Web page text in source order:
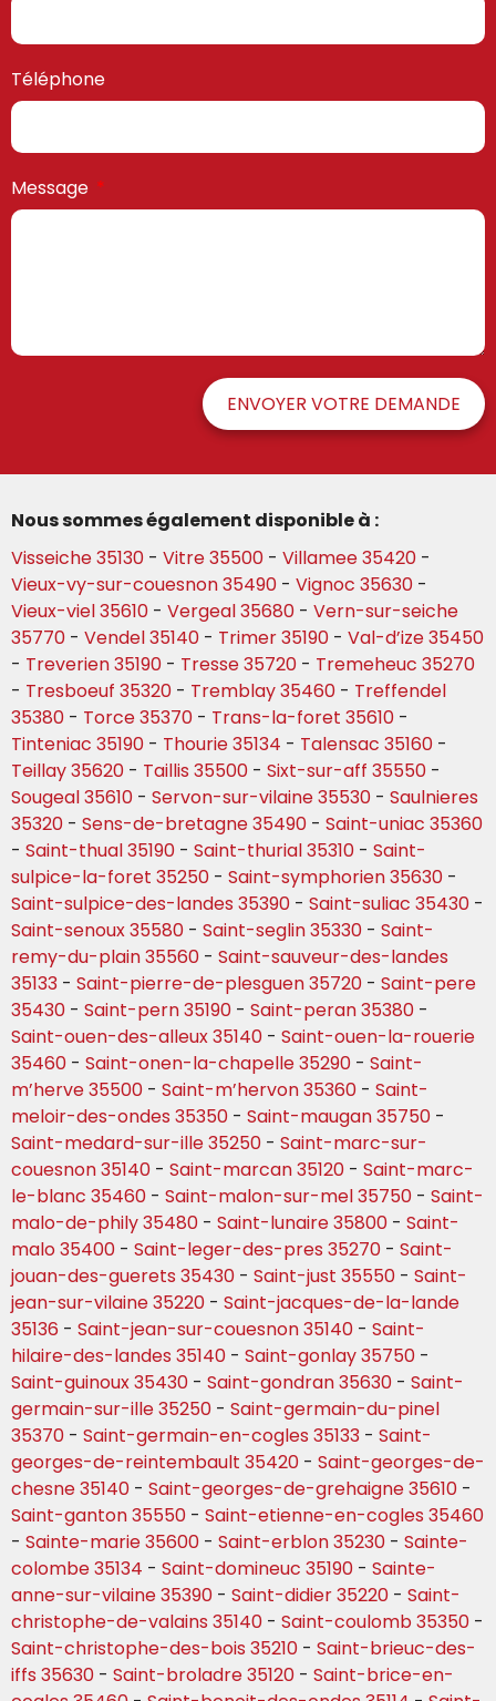
Téléphone
Message
ENVOYER VOTRE DEMANDE
Nous sommes également disponible à :
Visseiche 35130 - Vitre 35500 - Villamee 35420 -
Vieux-vy-sur-couesnon 35490 - Vignoc 35630 -
Vieux-viel 35610 - Vergeal 35680 - Vern-sur-seiche
35770 - Vendel 35140 - Trimer 35190 - Val-d’ize 35450
- Treverien 35190 - Tresse 35720 - Tremeheuc 35270
- Tresboeuf 35320 - Tremblay 35460 - Treffendel
35380 - Torce 35370 - Trans-la-foret 35610 -
Tinteniac 35190 - Thourie 35134 - Talensac 35160 -
Teillay 35620 - Taillis 35500 - Sixt-sur-aff 35550 -
Sougeal 35610 - Servon-sur-vilaine 35530 - Saulnieres
35320 - Sens-de-bretagne 35490 - Saint-uniac 35360
- Saint-thual 35190 - Saint-thurial 35310 - Saint-
sulpice-la-foret 35250 - Saint-symphorien 35630 -
Saint-sulpice-des-landes 35390 - Saint-suliac 35430 -
Saint-senoux 35580 - Saint-seglin 35330 - Saint-
remy-du-plain 35560 - Saint-sauveur-des-landes
35133 - Saint-pierre-de-plesguen 35720 - Saint-pere
35430 - Saint-pern 35190 - Saint-peran 35380 -
Saint-ouen-des-alleux 35140 - Saint-ouen-la-rouerie
35460 - Saint-onen-la-chapelle 35290 - Saint-
m’herve 35500 - Saint-m’hervon 35360 - Saint-
meloir-des-ondes 35350 - Saint-maugan 35750 -
Saint-medard-sur-ille 35250 - Saint-marc-sur-
couesnon 35140 - Saint-marcan 35120 - Saint-marc-
le-blanc 35460 - Saint-malon-sur-mel 35750 - Saint-
malo-de-phily 35480 - Saint-lunaire 35800 - Saint-
malo 35400 - Saint-leger-des-pres 35270 - Saint-
jouan-des-guerets 35430 - Saint-just 35550 - Saint-
jean-sur-vilaine 35220 - Saint-jacques-de-la-lande
35136 - Saint-jean-sur-couesnon 35140 - Saint-
hilaire-des-landes 35140 - Saint-gonlay 35750 -
Saint-guinoux 35430 - Saint-gondran 35630 - Saint-
germain-sur-ille 35250 - Saint-germain-du-pinel
35370 - Saint-germain-en-cogles 35133 - Saint-
georges-de-reintembault 35420 - Saint-georges-de-
chesne 35140 - Saint-georges-de-grehaigne 35610 -
Saint-ganton 35550 - Saint-etienne-en-cogles 35460
- Sainte-marie 35600 - Saint-erblon 35230 - Sainte-
colombe 35134 - Saint-domineuc 35190 - Sainte-
anne-sur-vilaine 35390 - Saint-didier 35220 - Saint-
christophe-de-valains 35140 - Saint-coulomb 35350 -
Saint-christophe-des-bois 35210 - Saint-brieuc-des-
iffs 35630 - Saint-broladre 35120 - Saint-brice-en-